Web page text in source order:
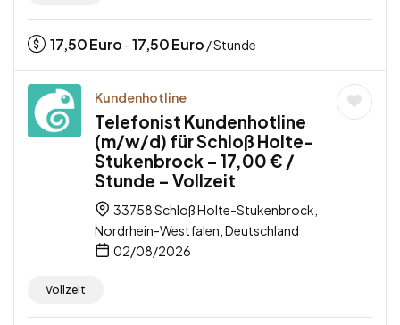
17,50Euro -17,50Euro / Stunde
Kundenhotline
Telefonist Kundenhotline
(m/w/d) für Schloß Holte-
Stukenbrock – 17,00 € /
Stunde – Vollzeit
33758 Schloß Holte-Stukenbrock,
Nordrhein-Westfalen, Deutschland
02/08/2026
Vollzeit